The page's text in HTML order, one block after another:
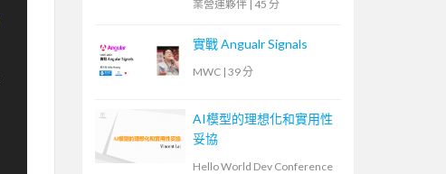
業營運夥伴 | 45 分
實戰 Angualr Signals
MWC | 39 分
AI模型的理想化和實用性
妥協
Hello World Dev Conference